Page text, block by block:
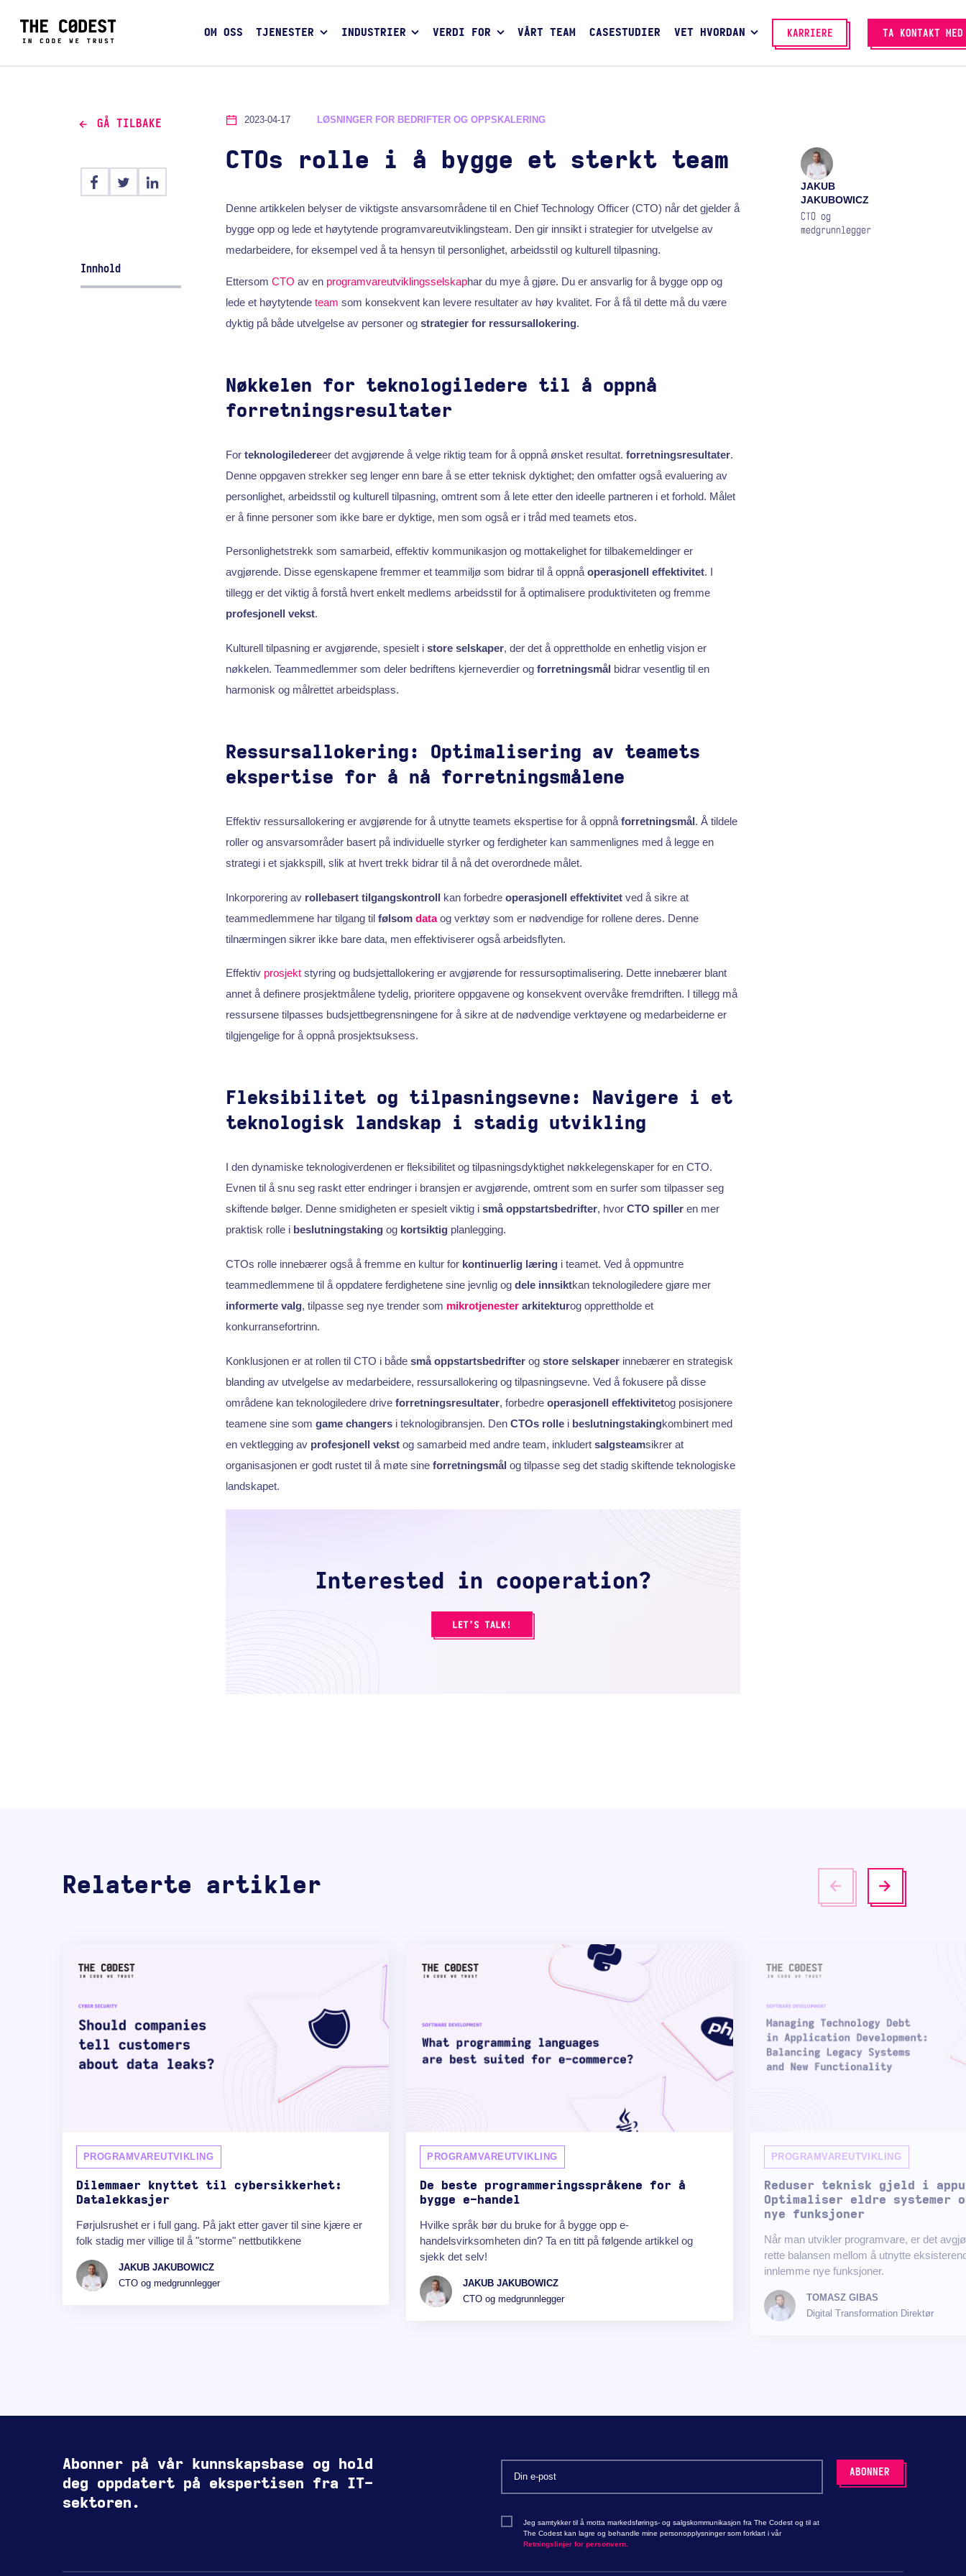
OM OSS TJENESTER INDUSTRIER VERDI FOR VÅRT TEAM CASESTUDIER VET HVORDAN KARRIERE TA KONTAKT MED
GÅ TILBAKE
Innhold
2023-04-17 LØSNINGER FOR BEDRIFTER OG OPPSKALERING
CTOs rolle i å bygge et sterkt team
JAKUB
JAKUBOWICZ
CTO og
medgrunnlegger
Denne artikkelen belyser de viktigste ansvarsområdene til en Chief Technology Officer (CTO) når det gjelder å
bygge opp og lede et høytytende programvareutviklingsteam. Den gir innsikt i strategier for utvelgelse av
medarbeidere, for eksempel ved å ta hensyn til personlighet, arbeidsstil og kulturell tilpasning.
Ettersom CTO av en programvareutviklingsselskaphar du mye å gjøre. Du er ansvarlig for å bygge opp og
lede et høytytende team som konsekvent kan levere resultater av høy kvalitet. For å få til dette må du være
dyktig på både utvelgelse av personer og strategier for ressursallokering.
Nøkkelen for teknologiledere til å oppnå
forretningsresultater
For teknologiledereer det avgjørende å velge riktig team for å oppnå ønsket resultat. forretningsresultater.
Denne oppgaven strekker seg lenger enn bare å se etter teknisk dyktighet; den omfatter også evaluering av
personlighet, arbeidsstil og kulturell tilpasning, omtrent som å lete etter den ideelle partneren i et forhold. Målet
er å finne personer som ikke bare er dyktige, men som også er i tråd med teamets etos.
Personlighetstrekk som samarbeid, effektiv kommunikasjon og mottakelighet for tilbakemeldinger er
avgjørende. Disse egenskapene fremmer et teammiljø som bidrar til å oppnå operasjonell effektivitet. I
tillegg er det viktig å forstå hvert enkelt medlems arbeidsstil for å optimalisere produktiviteten og fremme
profesjonell vekst.
Kulturell tilpasning er avgjørende, spesielt i store selskaper, der det å opprettholde en enhetlig visjon er
nøkkelen. Teammedlemmer som deler bedriftens kjerneverdier og forretningsmål bidrar vesentlig til en
harmonisk og målrettet arbeidsplass.
Ressursallokering: Optimalisering av teamets
ekspertise for å nå forretningsmålene
Effektiv ressursallokering er avgjørende for å utnytte teamets ekspertise for å oppnå forretningsmål. Å tildele
roller og ansvarsområder basert på individuelle styrker og ferdigheter kan sammenlignes med å legge en
strategi i et sjakkspill, slik at hvert trekk bidrar til å nå det overordnede målet.
Inkorporering av rollebasert tilgangskontroll kan forbedre operasjonell effektivitetved å sikre at
teammedlemmene har tilgang til følsom dataog verktøy som er nødvendige for rollene deres. Denne
tilnærmingen sikrer ikke bare data, men effektiviserer også arbeidsflyten.
Effektiv prosjektstyring og budsjettallokering er avgjørende for ressursoptimalisering. Dette innebærer blant
annet å definere prosjektmålene tydelig, prioritere oppgavene og konsekvent overvåke fremdriften. I tillegg må
ressursene tilpasses budsjettbegrensningene for å sikre at de nødvendige verktøyene og medarbeiderne er
tilgjengelige for å oppnå prosjektsuksess.
Fleksibilitet og tilpasningsevne: Navigere i et
teknologisk landskap i stadig utvikling
I den dynamiske teknologiverdenen er fleksibilitet og tilpasningsdyktighet nøkkelegenskaper for en CTO.
Evnen til å snu seg raskt etter endringer i bransjen er avgjørende, omtrent som en surfer som tilpasser seg
skiftende bølger. Denne smidigheten er spesielt viktig i små oppstartsbedrifter, hvor CTO spilleren mer
praktisk rolle i beslutningstakingog kortsiktigplanlegging.
CTOs rolle innebærer også å fremme en kultur for kontinuerlig læringi teamet. Ved å oppmuntre
teammedlemmene til å oppdatere ferdighetene sine jevnlig og dele innsiktkan teknologiledere gjøre mer
informerte valg, tilpasse seg nye trender som mikrotjenesterarkitekturog opprettholde et
konkurransefortrinn.
Konklusjonen er at rollen til CTO i både små oppstartsbedrifterog store selskaperinnebærer en strategisk
blanding av utvelgelse av medarbeidere, ressursallokering og tilpasningsevne. Ved å fokusere på disse
områdene kan teknologiledere drive forretningsresultater, forbedre operasjonell effektivitetog posisjonere
teamene sine som game changersi teknologibransjen. Den CTOs rollei beslutningstakingkombinert med
en vektlegging av profesjonell vekstog samarbeid med andre team, inkludert salgsteamsikrer at
organisasjonen er godt rustet til å møte sine forretningsmål og tilpasse seg det stadig skiftende teknologiske
landskapet.
Relaterte artikler
PROGRAMVAREUTVIKLING
Dilemmaer knyttet til cybersikkerhet:
Datalekkasjer
Førjulsrushet er i full gang. På jakt etter gaver til sine kjære er
folk stadig mer villige til å "storme" nettbutikkene
JAKUB JAKUBOWICZ
CTO og medgrunnlegger
PROGRAMVAREUTVIKLING
De beste programmeringsspråkene for å
bygge e-handel
Hvilke språk bør du bruke for å bygge opp e-
handelsvirksomheten din? Ta en titt på følgende artikkel og
sjekk det selv!
JAKUB JAKUBOWICZ
CTO og medgrunnlegger
PROGRAMVAREUTVIKLING
Reduser teknisk gjeld i
Optimaliser eldre systemer
nye funksjoner
Når man utvikler programvare, er det
rette balansen mellom å utnytte
innlemme nye funksjoner.
TOMASZ GIBAS
Digital Transformation Direktør
Abonner på vår kunnskapsbase og hold
deg oppdatert på ekspertisen fra IT-
sektoren.
Jeg samtykker til å motta markedsførings- og salgskommunikasjon fra The Codest og til at
The Codest kan lagre og behandle mine personopplysninger som forklart i vår
Retningslinjer for personvern.